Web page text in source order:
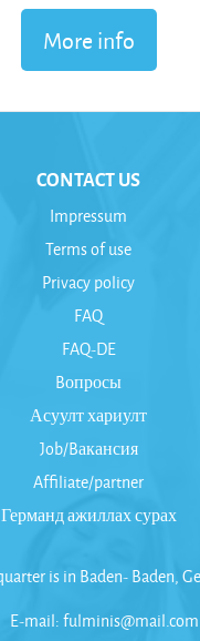
More info
CONTACT US
Impressum
Terms of use
Privacy policy
FAQ
FAQ-DE
Bопросы
Асуулт хариулт
Job/Bакансия
Affiliate/partner
Германд ажиллах сурах
is in Baden- Baden,
E-mail:fulminis@mail.com